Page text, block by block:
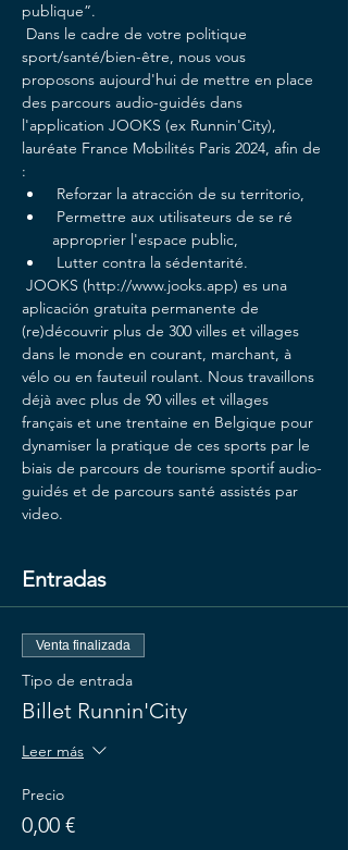
publique”.
sport/santé/bien-être, nous vous
proposons aujourd'hui de mettre en place
des parcours audio-guidés dans
l'application JOOKS (ex Runnin'City),
lauréate France Mobilités Paris 2024, afin de
:
Reforzar la atracción de su territorio,
approprier l'espace public,
Lutter contra la sédentarité.
aplicación gratuita permanente de
(re)découvrir plus de 300 villes et villages
dans le monde en courant, marchant, à
vélo ou en fauteuil roulant. Nous travaillons
déjà avec plus de 90 villes et villages
français et une trentaine en Belgique pour
dynamiser la pratique de ces sports par le
biais de parcours de tourisme sportif audio-
guidés et de parcours santé assistés par
video.
Entradas
Venta finalizada
Tipo de entrada
Billet Runnin'City
Leer más
Precio
0,00 €